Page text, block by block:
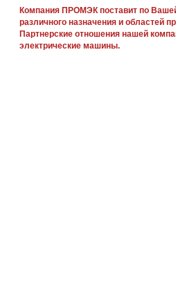
Компания ПРОМЭК поставит по
различного назначения и областей
Партнерские отношения нашей
электрические машины.